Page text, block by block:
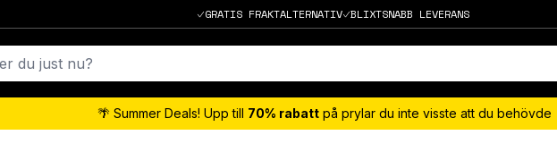
GRATIS FRAKTALTERNATIV BLIXTSNABB LEVERANS
🌴 Summer Deals! Upp till 70% rabatt på prylar du inte visste att du behövde